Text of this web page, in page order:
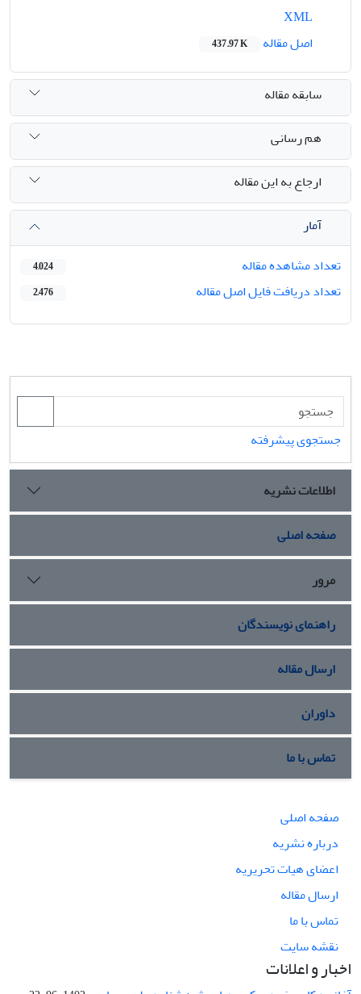
اصل مقاله
437.97 K
سابقه مقاله
هم رسانی
ارجاع به این مقاله
آمار
تعداد مشاهده مقاله
4,024
تعداد دریافت فایل اصل مقاله 2,476
جستجوی پیشرفته
اطلاعات نشریه
صفحه اصلی
مرور
راهنمای نویسندگان
ارسال مقاله
داوران
تماس با ما
صفحه اصلی
درباره نشریه
اعضای هیات تحریریه
ارسال مقاله
تماس با ما
نقشه سایت
اخبار و اعلانات